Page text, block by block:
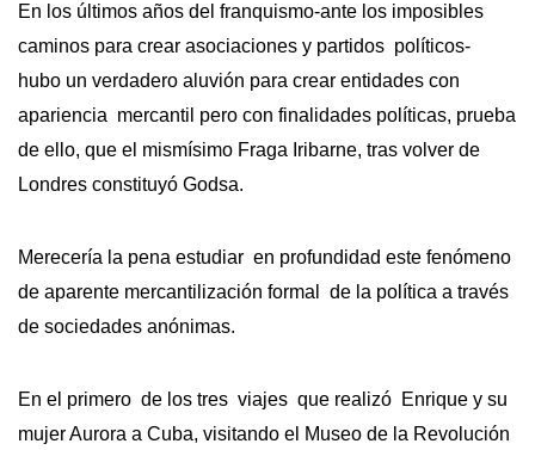
En los últimos años del franquismo-ante los imposibles
caminos para crear asociaciones y partidos políticos-
hubo un verdadero aluvión para crear entidades con
apariencia mercantil pero con finalidades políticas, prueba
de ello, que el mismísimo Fraga Iribarne, tras volver de
Londres constituyó Godsa.
Merecería la pena estudiar en profundidad este fenómeno
de aparente mercantilización formal de la política a través
de sociedades anónimas.
En el primero de los tres viajes que realizó Enrique y su
mujer Aurora a Cuba, visitando el Museo de la Revolución